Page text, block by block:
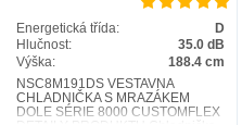
Energetická třída:
D
Hlučnost:
35.0 dB
Výška:
188.4 cm
NSC8M191DS VESTAVNÁ
CHLADNIČKA S MRAZÁKEM
DOLE SÉRIE 8000 CUSTOMFLEX